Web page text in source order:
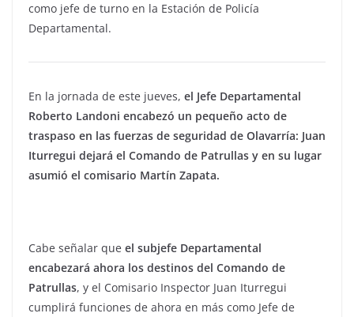
como jefe de turno en la Estación de Policía
Departamental.
En la jornada de este jueves, el Jefe Departamental
Roberto Landoni encabezó un pequeño acto de
traspaso en las fuerzas de seguridad de Olavarría: Juan
Iturregui dejará el Comando de Patrullas y en su lugar
asumió el comisario Martín Zapata.
Cabe señalar que el subjefe Departamental
encabezará ahora los destinos del Comando de
Patrullas, y el Comisario Inspector Juan Iturregui
cumplirá funciones de ahora en más como Jefe de